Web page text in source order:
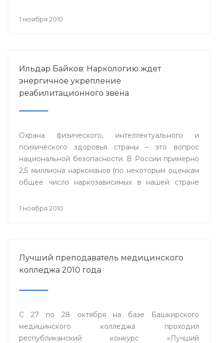
1 ноября 2010
Ильдар Байков: Наркологию ждет
энергичное укрепление
реабилитационного звена
Охрана физического, интеллектуального и
психического здоровья страны – это вопрос
национальной безопасности. В России примерно
2,5 миллиона наркоманов (по некоторым оценкам
общее число наркозависимых в нашей стране
1 ноября 2010
Лучший преподаватель медицинского
колледжа 2010 года
С 27 по 28 октября на базе Башкирского
медицинского колледжа проходил
республиканский конкурс «Лучший